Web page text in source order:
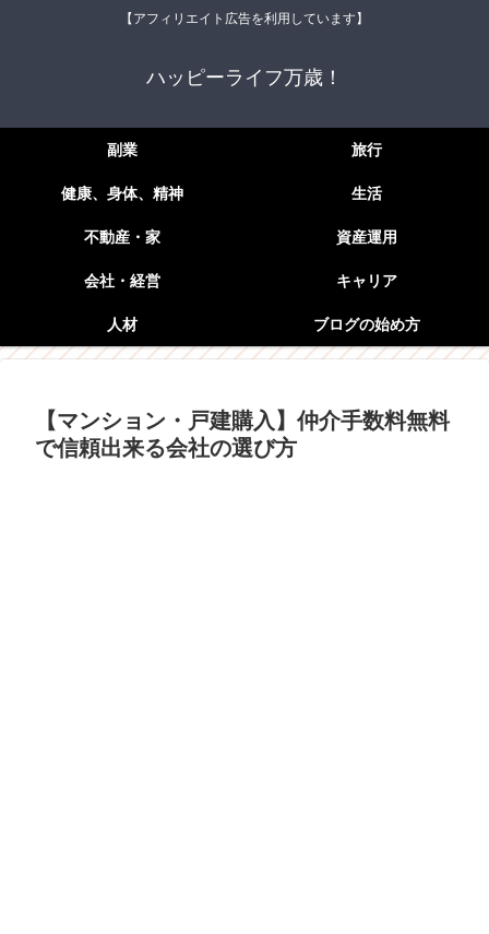
【アフィリエイト広告を利用しています】
ハッピーライフ万歳！
副業 旅行
健康、身体、精神 生活
不動産・家 資産運用
会社・経営 キャリア
人材 ブログの始め方
【マンション・戸建購入】仲介手数料無料
で信頼出来る会社の選び方